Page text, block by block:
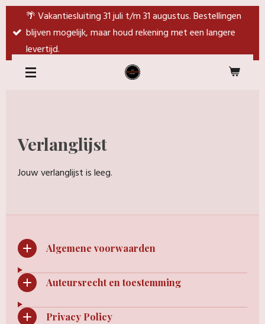
direct
de
hoofdinhoud
🌴 Vakantiesluiting 31 juli t/m 31 augustus. Bestellingen
blijven mogelijk, maar houd rekening met een langere
levertijd.
Verlanglijst
Jouw verlanglijst is leeg.
Algemene voorwaarden
Auteursrecht en toestemming
Privacy Policy